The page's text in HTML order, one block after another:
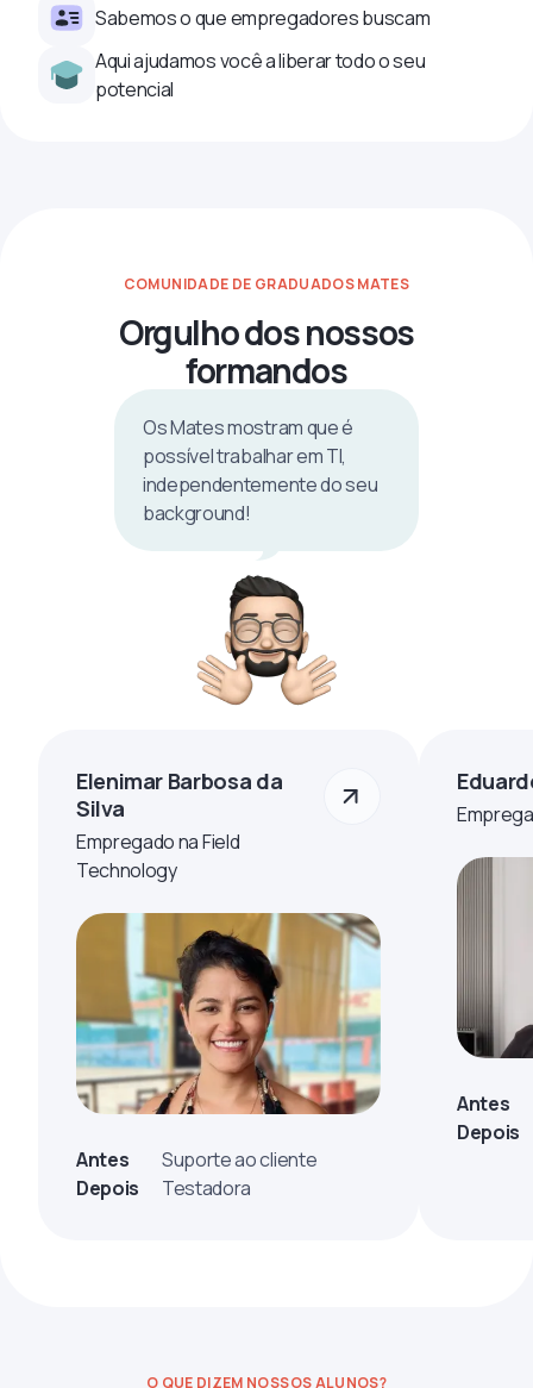
Sabemos o que empregadores buscam
Aqui ajudamos você a liberar todo o seu
potencial
COMUNIDADE DE GRADUADOS MATES
Orgulho dos nossos
formandos
Os Mates mostram que é
possível trabalhar em TI,
independentemente do seu
background!
Elenimar Barbosa da
Silva
Empregado na Field
Technology
Antes
Suporte ao cliente
Depois
Testadora
Antes
Depois
O QUE DIZEM NOSSOS ALUNOS?